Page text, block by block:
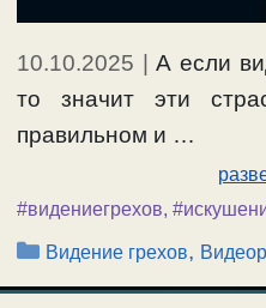
10.10.2025 |А если
то значит эти
правильном и …
#видениегрехов,
Рубрики
Видение грехов,